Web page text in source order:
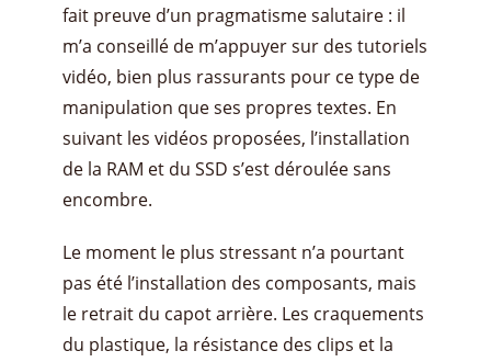
fait preuve d’un pragmatisme salutaire : il
m’a conseillé de m’appuyer sur des tutoriels
vidéo, bien plus rassurants pour ce type de
manipulation que ses propres textes. En
suivant les vidéos proposées, l’installation
de la RAM et du SSD s’est déroulée sans
encombre.
Le moment le plus stressant n’a pourtant
pas été l’installation des composants, mais
le retrait du capot arrière. Les craquements
du plastique, la résistance des clips et la